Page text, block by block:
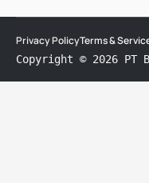
Copyright © 2026 PT
Privacy PolicyTerms &